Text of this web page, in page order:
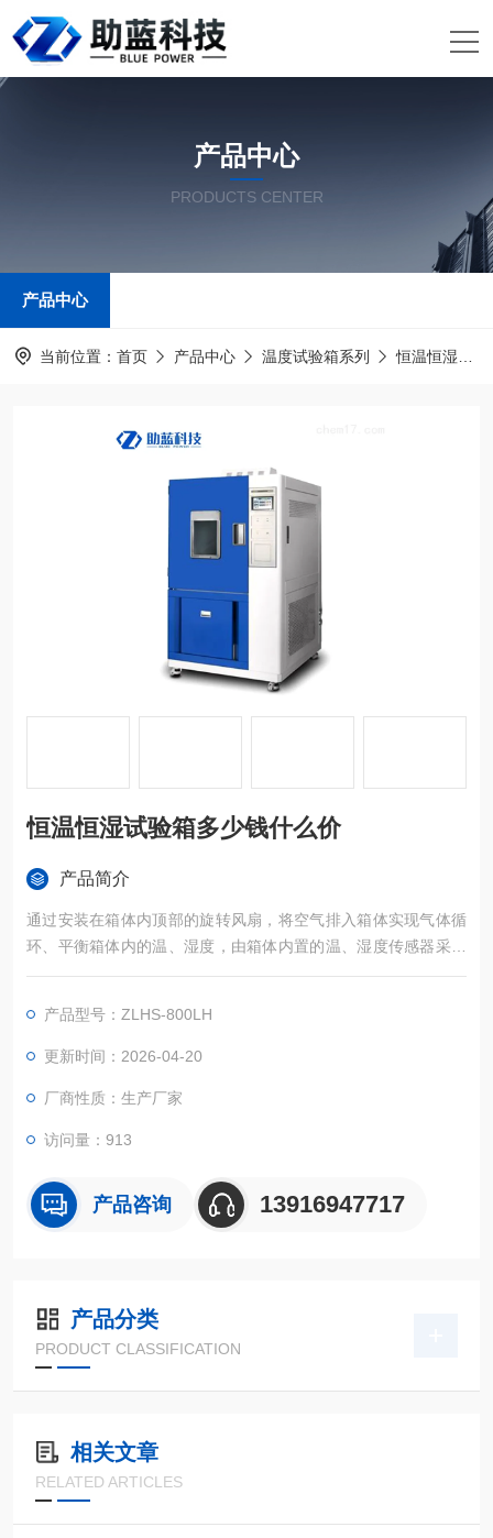
产品中心
PRODUCTS CENTER
产品中心
当前位置： 首页 产品中心 温度试验箱系列 恒温恒湿试验箱
恒温恒湿试验箱多少钱什么价
产品简介
通过安装在箱体内顶部的旋转风扇，将空气排入箱体实现气体循
环、平衡箱体内的温、湿度，由箱体内置的温、湿度传感器采集
的数据，传至温、湿度控制器（微型信息处理器）进行编辑处
加热蒸发单元的共同完成。
恒温恒湿试验箱多少钱什么价
产品型号：ZLHS-800LH
更新时间：2026-04-20
厂商性质：生产厂家
访问量：913
产品咨询 13916947717
产品分类
PRODUCT CLASSIFICATION
相关文章
RELATED ARTICLES